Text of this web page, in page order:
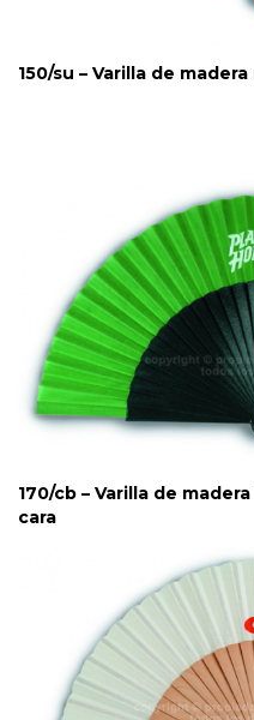
150/su – Varilla de
170/cb – Varilla de
cara